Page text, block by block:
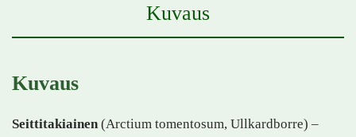
Kuvaus
Kuvaus
Seittitakiainen (Arctium tomentosum, Ullkardborre) –